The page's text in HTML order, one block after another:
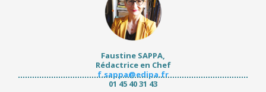
Faustine SAPPA,
Rédactrice en Chef
f.sappa@edipa.fr
01 45 40 31 43